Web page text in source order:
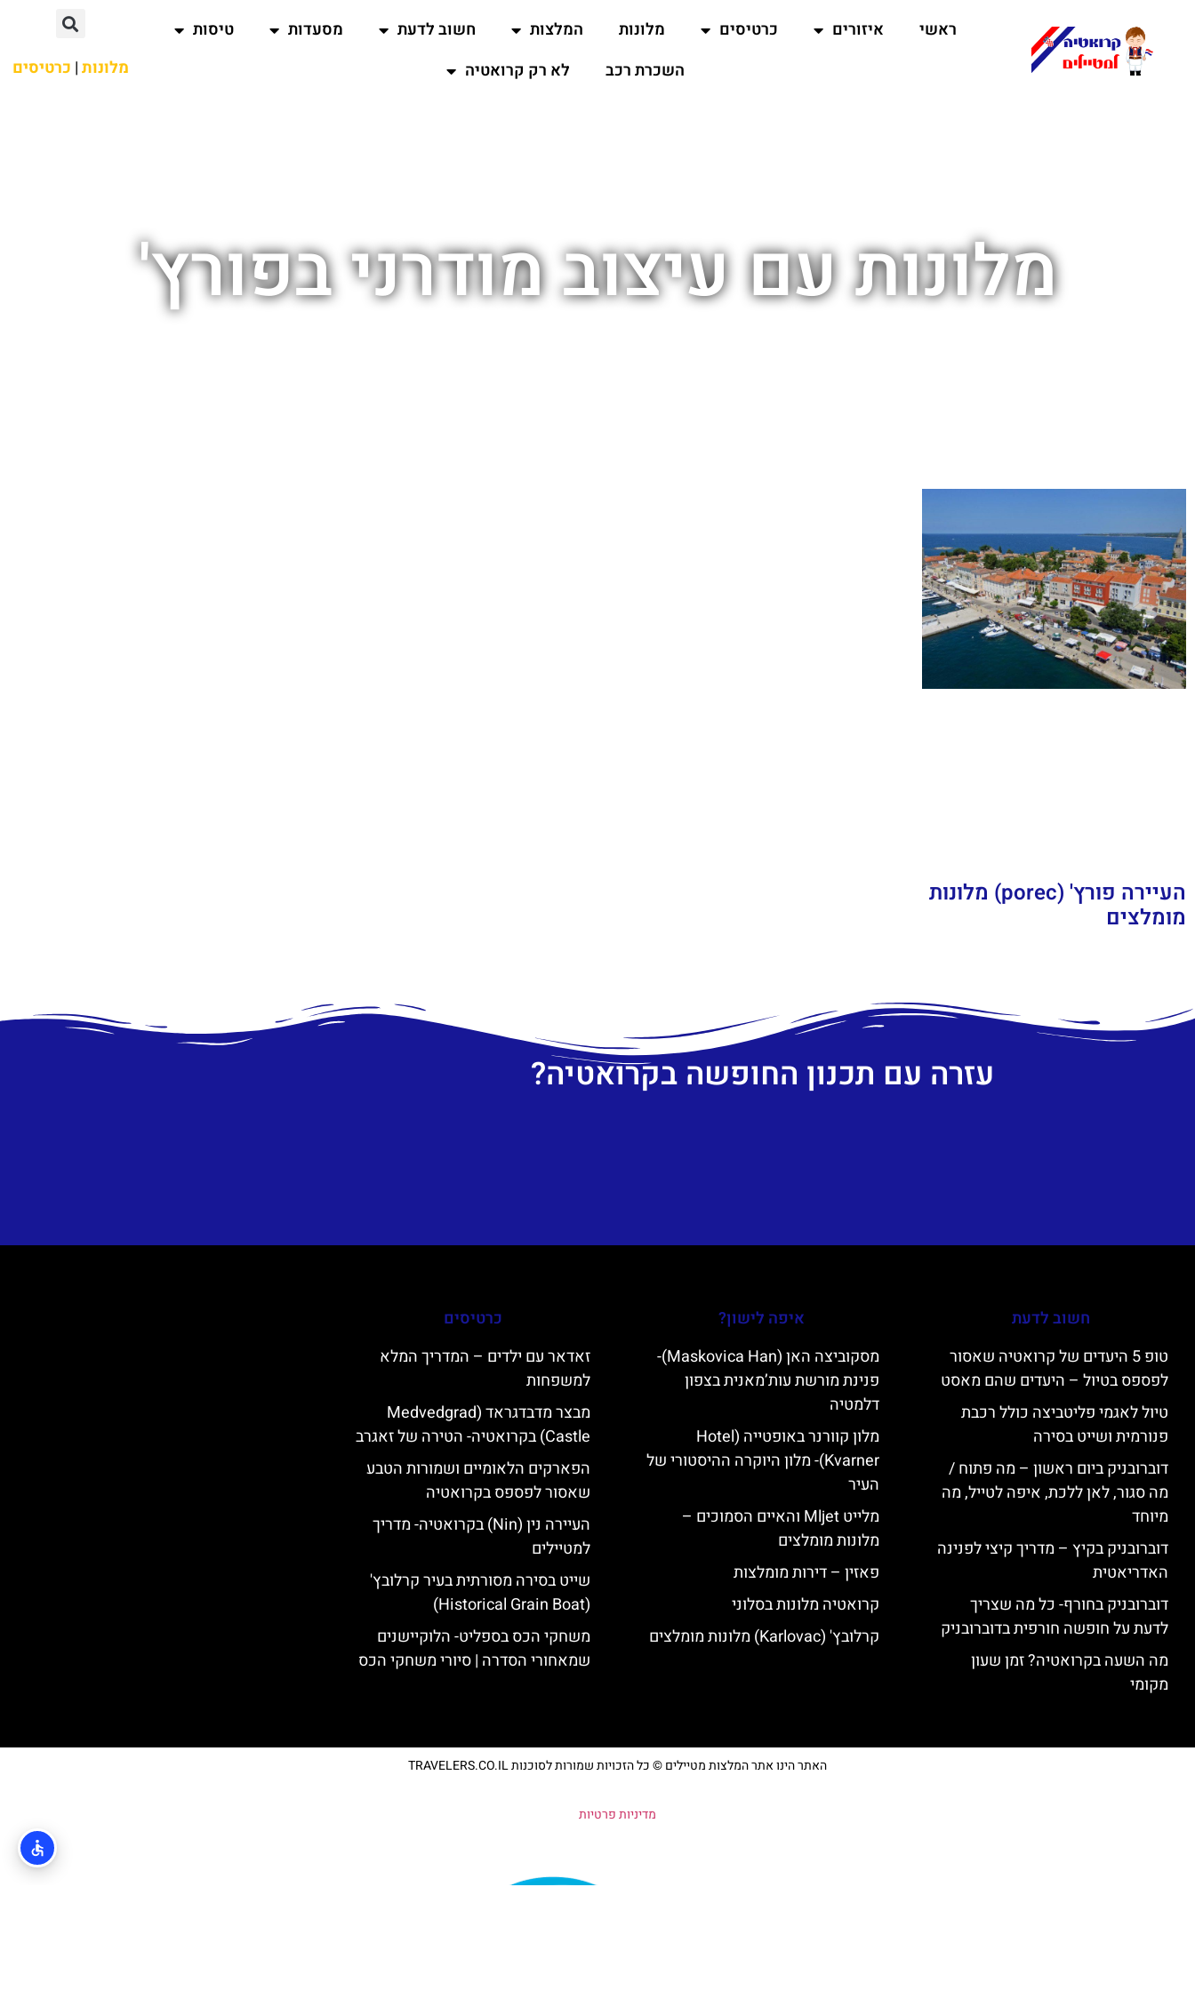
ראשי איזורים כרטיסים מלונות המלצות חשוב לדעת מסעדות
טיסות
השכרת רכב
לא רק קרואטיה מלונות| כרטיסים
מלונות עם עיצוב מודרני בפורץ'
העיירה פורץ' (porec) מלונות
מומלצים
עזרה עם תכנון החופשה בקרואטיה?
חשוב לדעת
טופ 5 היעדים של קרואטיה שאסור
לפספס בטיול – היעדים שהם מאסט
טיול לאגמי פליטביצה כולל רכבת
פנורמית ושייט בסירה
דוברובניק ביום ראשון – מה פתוח /
מה סגור, לאן ללכת, איפה לטייל, מה
מיוחד
דוברובניק בקיץ – מדריך קיצי לפנינה
האדריאטית
דוברובניק בחורף- כל מה שצריך
לדעת על חופשה חורפית בדוברובניק
מה השעה בקרואטיה? זמן שעון
מקומי
איפה לישון?
מסקוביצה האן (Maskovica Han)-
פנינת מורשת עות’מאנית בצפון
דלמטיה
מלון קוורנר באופטייה (Hotel
Kvarner)- מלון היוקרה ההיסטורי של
העיר
מלייט Mljet והאיים הסמוכים –
מלונות מומלצים
פאזין – דירות מומלצות
קרואטיה מלונות בסלוני
קרלובץ' (Karlovac) מלונות מומלצים
כרטיסים
זאדאר עם ילדים – המדריך המלא
למשפחות
מבצר מדבדגראד (Medvedgrad
Castle) בקרואטיה- הטירה של זאגרב
הפארקים הלאומיים ושמורות הטבע
שאסור לפספס בקרואטיה
העיירה נין (Nin) בקרואטיה- מדריך
למטיילים
שייט בסירה מסורתית בעיר קרלובץ'
(Historical Grain Boat)
משחקי הכס בספליט- הלוקיישנים
שמאחורי הסדרה | סיורי משחקי הכס
האתר הינו אתר המלצות מטיילים © כל הזכויות שמורות לסוכנות TRAVELERS.CO.IL
מדיניות פרטיות